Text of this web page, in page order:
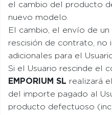
el cambio del producto
nuevo modelo.
El cambio, el envío de
rescisión de contrato, no
adicionales para el
Si el Usuario rescinde el
EMPORIUM SL realizará
del importe pagado al
producto defectuoso